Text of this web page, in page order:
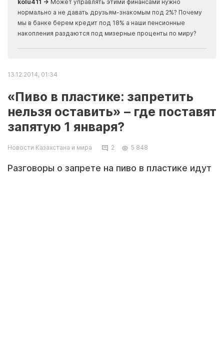
kolu411 → Может управлять этими финансами нужно
нормально а не давать друзьям-знакомым под 2%? Почему
мы в банке берем кредит под 18% а наши пенсионные
накопления раздаются под мизерные проценты по миру?
13.12.2014, 01:34
«Пиво в пластике: запретить
нельзя оставить» – где поставят
запятую 1 января?
Новости Казахстана и мира 2 5 848
Разговоры о запрете на пиво в пластике идут